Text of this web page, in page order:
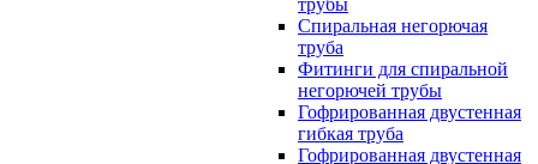
трубы
Спиральная негорючая
труба
Фитинги для спиральной
негорючей трубы
Гофрированная двустенная
гибкая труба
Гофрированная двустенная